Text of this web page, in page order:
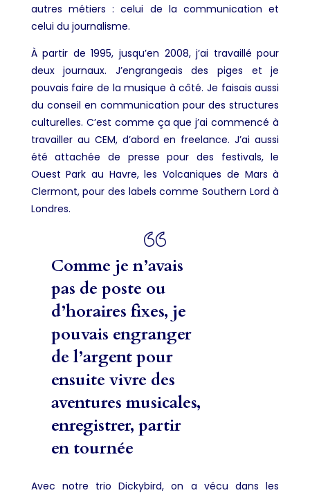
autres métiers : celui de la communication et
celui du journalisme.
À partir de 1995, jusqu’en 2008, j’ai travaillé pour
deux journaux. J’engrangeais des piges et je
pouvais faire de la musique à côté. Je faisais aussi
du conseil en communication pour des structures
culturelles. C’est comme ça que j’ai commencé à
travailler au CEM, d’abord en freelance. J’ai aussi
été attachée de presse pour des festivals, le
Ouest Park au Havre, les Volcaniques de Mars à
Clermont, pour des labels comme Southern Lord à
Londres.
Comme je n’avais
pas de poste ou
d’horaires fixes, je
pouvais engranger
de l’argent pour
ensuite vivre des
aventures musicales,
enregistrer, partir
en tournée
Avec notre trio Dickybird, on a vécu dans les